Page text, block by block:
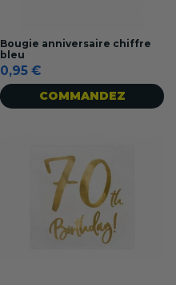
Bougie anniversaire chiffre
bleu
0,95 €
COMMANDEZ